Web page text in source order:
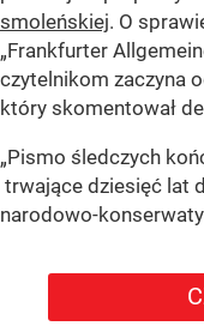
smoleńskiej. O
„Frankfurter
czytelnikom zaczyna
który skomentował
„Pismo śledczych
trwające dziesięć lat
narodowo-